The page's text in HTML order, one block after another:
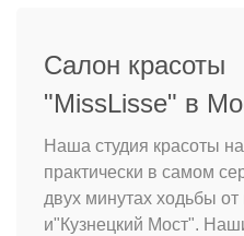
Салон красоты
"MissLisse" в
Наша студия красоты
практически в самом
двух минутах ходьбы
и"Кузнецкий Мост".